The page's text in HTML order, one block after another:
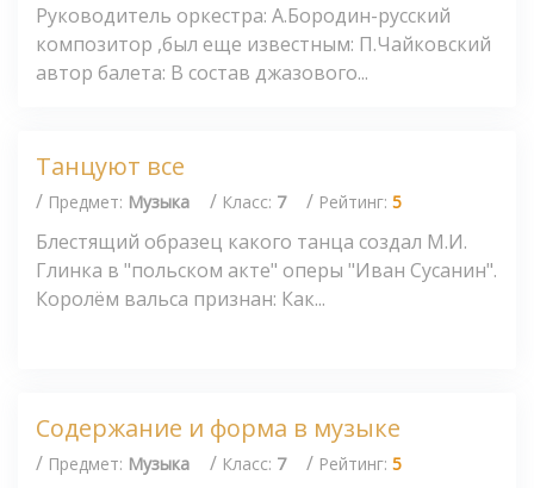
Руководитель оркестра: А.Бородин-русский
композитор ,был еще известным: П.Чайковский
автор балета: В состав джазового...
Танцуют все
/ Предмет: Музыка / Класс: 7 / Рейтинг: 5
Блестящий образец какого танца создал М.И.
Глинка в "польском акте" оперы "Иван Сусанин".
Королём вальса признан: Как...
Содержание и форма в музыке
/ Предмет: Музыка / Класс: 7 / Рейтинг: 5